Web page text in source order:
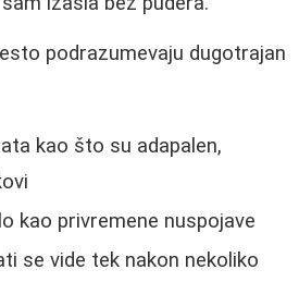
podrazumevaju dugotrajan
kao što su adapalen,
kao privremene nuspojave
se vide tek nakon nekoliko